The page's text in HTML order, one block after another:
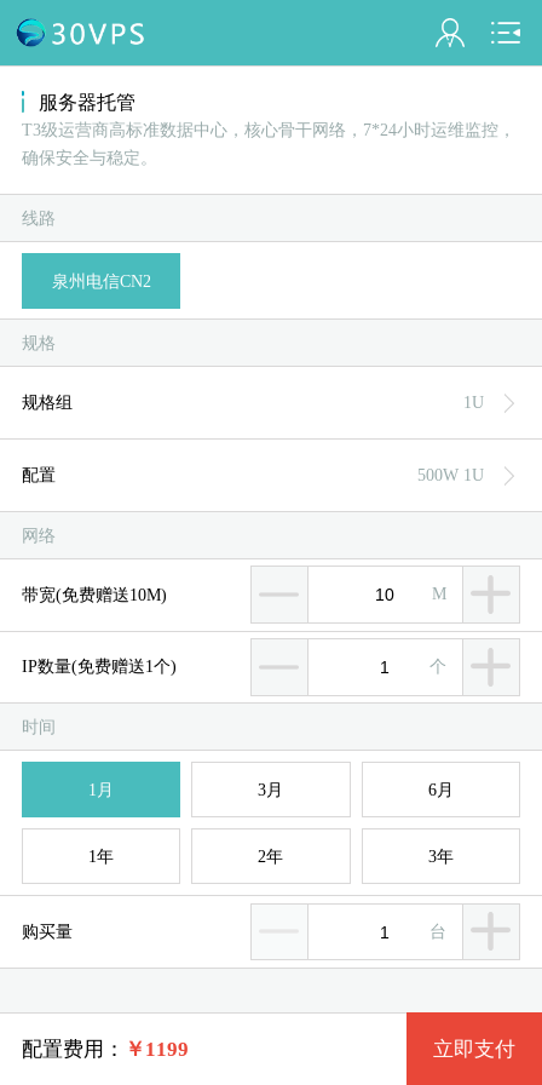
A
B
C
D
E
会员名：
实名认证
订单管理
服务器托管
T3级运营商高标准数据中心，核心骨干网络，7*24小时运维监控，
确保安全与稳定。
线路
泉州电信CN2
规格
规格组 1U
规格组
1U
配置 500W 1U
U数
500W 1U
网络
带宽(免费赠送10M) M
IP数量(免费赠送1个) 个
时间
1月 3月 6月
1年 2年 3年
购买量 台
配置费用： ￥ 1199 立即支付